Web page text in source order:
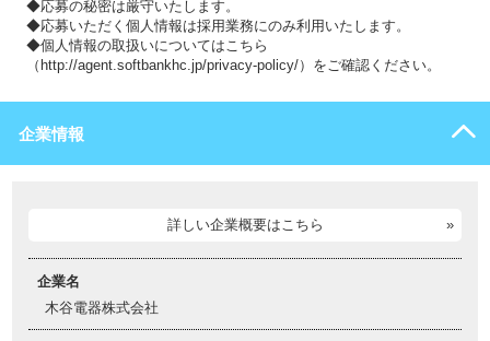
◆応募の秘密は厳守いたします。
◆応募いただく個人情報は採用業務にのみ利用いたします。
◆個人情報の取扱いについてはこちら
（http://agent.softbankhc.jp/privacy-policy/）をご確認ください。
企業情報
詳しい企業概要はこちら
企業名
木谷電器株式会社